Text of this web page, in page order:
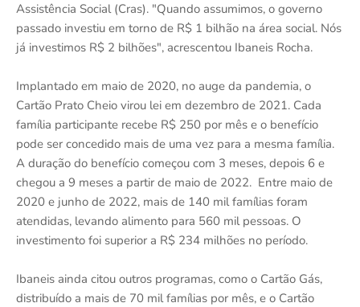
Assistência Social (Cras). "Quando assumimos, o governo
passado investiu em torno de R$ 1 bilhão na área social. Nós
já investimos R$ 2 bilhões", acrescentou Ibaneis Rocha.
Implantado em maio de 2020, no auge da pandemia, o
Cartão Prato Cheio virou lei em dezembro de 2021. Cada
família participante recebe R$ 250 por mês e o benefício
pode ser concedido mais de uma vez para a mesma família.
A duração do benefício começou com 3 meses, depois 6 e
chegou a 9 meses a partir de maio de 2022. Entre maio de
2020 e junho de 2022, mais de 140 mil famílias foram
atendidas, levando alimento para 560 mil pessoas. O
investimento foi superior a R$ 234 milhões no período.
Ibaneis ainda citou outros programas, como o Cartão Gás,
distribuído a mais de 70 mil famílias por mês, e o Cartão